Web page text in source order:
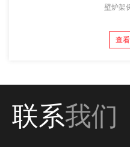
壁炉架
查
联系我们